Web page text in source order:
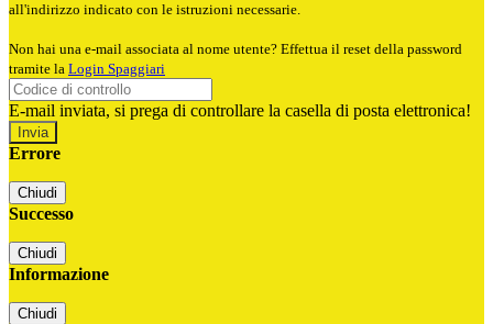
all'indirizzo indicato con le istruzioni necessarie.
Non hai una e-mail associata al nome utente? Effettua il reset della password
tramite la Login Spaggiari
E-mail inviata, si prega di controllare la casella di posta elettronica!
Errore
Chiudi
Successo
Chiudi
Informazione
Chiudi